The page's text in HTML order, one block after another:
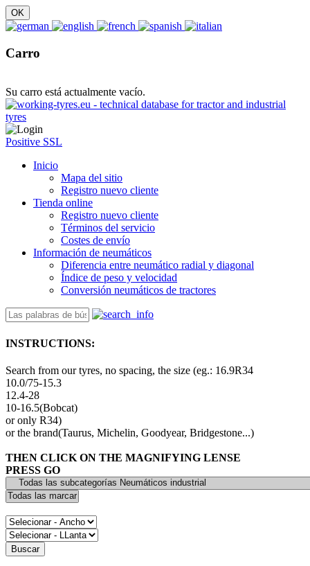
Carro
Su carro está actualmente vacío.
Positive SSL
Inicio
Mapa del sitio
Registro nuevo cliente
Tienda online
Registro nuevo cliente
Términos del servicio
Costes de envío
Información de neumáticos
Diferencia entre neumático radial y diagonal
Índice de peso y velocidad
Conversión neumáticos de tractores
INSTRUCTIONS:
Search from our tyres, no spacing, the size (eg.: 16.9R34
10.0/75-15.3
12.4-28
10-16.5(Bobcat)
or only R34)
or the brand(Taurus, Michelin, Goodyear, Bridgestone...)
THEN CLICK ON THE MAGNIFYING LENSE
PRESS GO